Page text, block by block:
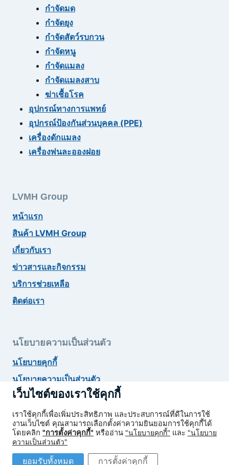
กำจัดมด
กำจัดยุง
กำจัดสัตว์รบกวน
กำจัดหนู
กำจัดแมลง
กำจัดแมลงสาบ
ฆ่าเชื้อโรค
อุปกรณ์ทางการแพทย์
อุปกรณ์ป้องกันส่วนบุคคล (PPE)
เครื่องดักแมลง
เครื่องพ่นละอองฝอย
LVMH Group
หน้าแรก
สินค้า LVMH Group
เกี่ยวกับเรา
ข่าวสารและกิจกรรม
บริการช่วยเหลือ
ติดต่อเรา
นโยบายความเป็นส่วนตัว
นโยบายคุกกี้
นโยบายความเป็นส่วนตัว
ยกเลิกสมัครรับข่าวสาร
© 2026 LVMH GROUP
เว็บไซต์ของเราใช้คุกกี้
เราใช้คุกกี้เพื่อเพิ่มประสิทธิภาพ และประสบการณ์ที่ดีในการใช้
งานเว็บไซต์ คุณสามารถเลือกตั้งค่าความยินยอมการใช้คุกกี้ได้
โดยคลิก "การตั้งค่าคุกกี้" หรืออ่าน "นโยบายคุกกี้" และ "นโยบาย
ความเป็นส่วนตัว"
ยอมรับทั้งหมด การตั้งค่าคุกกี้